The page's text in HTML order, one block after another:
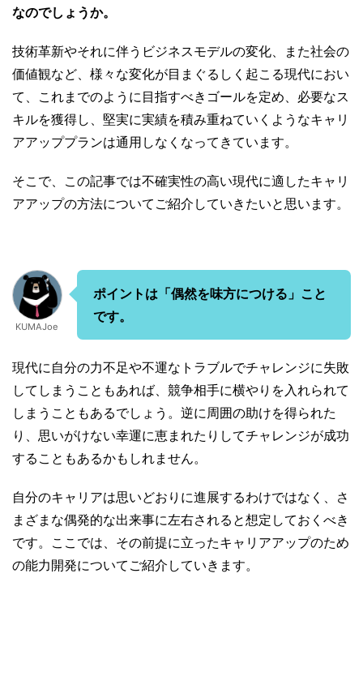
なのでしょうか。
技術革新やそれに伴うビジネスモデルの変化、また社会の
価値観など、様々な変化が目まぐるしく起こる現代におい
て、これまでのように目指すべきゴールを定め、必要なス
キルを獲得し、堅実に実績を積み重ねていくようなキャリ
アアッププランは通用しなくなってきています。
そこで、この記事では不確実性の高い現代に適したキャリ
アアップの方法についてご紹介していきたいと思います。
KUMAJoe
ポイントは「偶然を味方につける」こと
です。
現代に自分の力不足や不運なトラブルでチャレンジに失敗
してしまうこともあれば、競争相手に横やりを入れられて
しまうこともあるでしょう。逆に周囲の助けを得られた
り、思いがけない幸運に恵まれたりしてチャレンジが成功
することもあるかもしれません。
自分のキャリアは思いどおりに進展するわけではなく、さ
まざまな偶発的な出来事に左右されると想定しておくべき
です。ここでは、その前提に立ったキャリアアップのため
の能力開発についてご紹介していきます。